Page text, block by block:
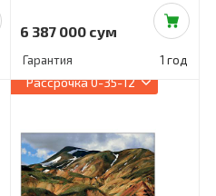
6 387 000 сум
Гарантия 1 год
Рассрочка0-35-12